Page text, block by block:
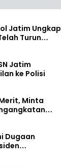
Jatim Ungkap
Turun
Jatim
ke Polisi
Minta
Dugaan